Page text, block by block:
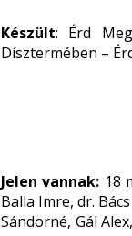
Készült: Érd
Dísztermében –
Jelen vannak: 18
Balla Imre, dr.
Sándorné, Gál